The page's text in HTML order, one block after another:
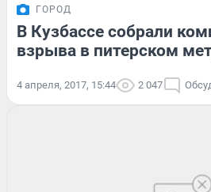
ГОРОД
В Кузбассе собрали
взрыва в питерском
4 апреля, 2017, 15:44 2 047